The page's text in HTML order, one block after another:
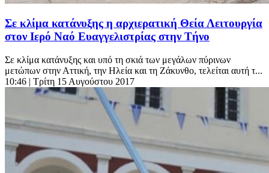
Σε κλίμα κατάνυξης η αρχιερατική Θεία Λειτουργία
στον Ιερό Ναό Ευαγγελιστρίας στην Τήνο
Σε κλίμα κατάνυξης και υπό τη σκιά των μεγάλων πύρινων
μετώπων στην Αττική, την Ηλεία και τη Ζάκυνθο, τελείται αυτή τ...
10:46 | Τρίτη 15 Αυγούστου 2017